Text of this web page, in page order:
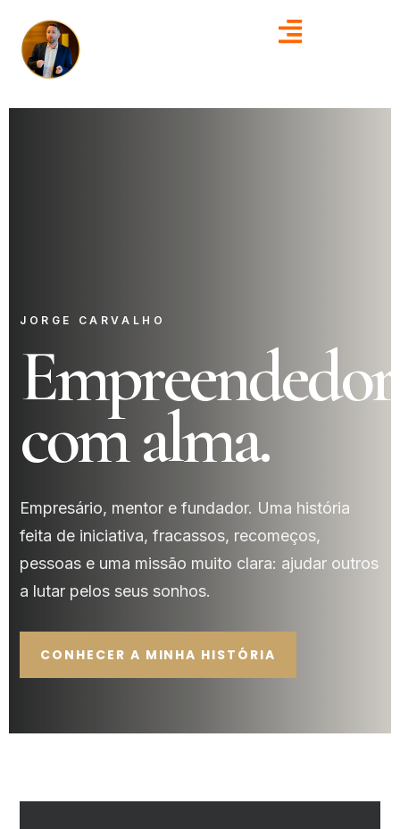
JORGE CARVALHO
com alma.
Empresário, mentor e fundador. Uma história
feita de iniciativa, fracassos, recomeços,
pessoas e uma missão muito clara: ajudar outros
a lutar pelos seus sonhos.
CONHECER A MINHA HISTÓRIA